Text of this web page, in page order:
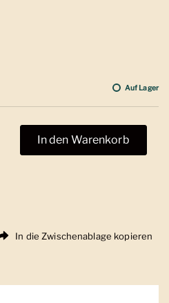
Auf Lager
In den Warenkorb
In die Zwischenablage kopieren